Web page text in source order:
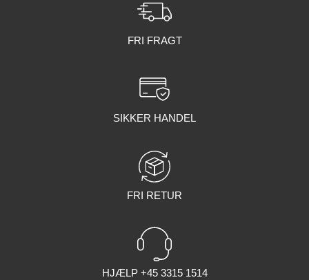
FRI FRAGT
SIKKER HANDEL
FRI RETUR
HJÆLP +45 3315 1514